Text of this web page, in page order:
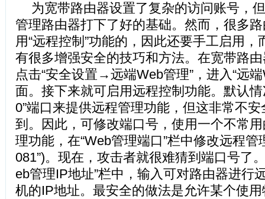
为宽带路由器设置了复杂的访问账号，
管理路由器打下了好的基础。然而，很多
用“远程控制”功能的，因此还要手工启用
有很多增强安全的技巧和方法。在宽带路
点击“安全设置→远端Web管理”，进入“远
面。接下来就可启用远程控制功能。默认
0”端口来提供远程管理功能，但这非常不
到。因此，可修改端口号，使用一个不常
理功能，在“Web管理端口”栏中修改远程管
081”)。现在，攻击者就很难猜到端口号了
eb管理IP地址”栏中，输入可对路由器进行
机的IP地址。最安全的做法是允许某个使